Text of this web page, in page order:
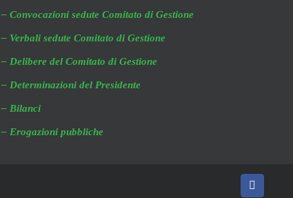
– Convocazioni sedute Comitato di Gestione
– Verbali sedute Comitato di Gestione
– Delibere del Comitato di Gestione
– Determinazioni del Presidente
– Bilanci
– Erogazioni pubbliche